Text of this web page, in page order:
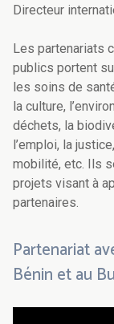
Directeur
Les partenariats
publics portent
les soins de
la culture,
déchets, la
l’emploi, la
mobilité, etc. Ils
projets visant à
partenaires.
Partenariat
Bénin et au